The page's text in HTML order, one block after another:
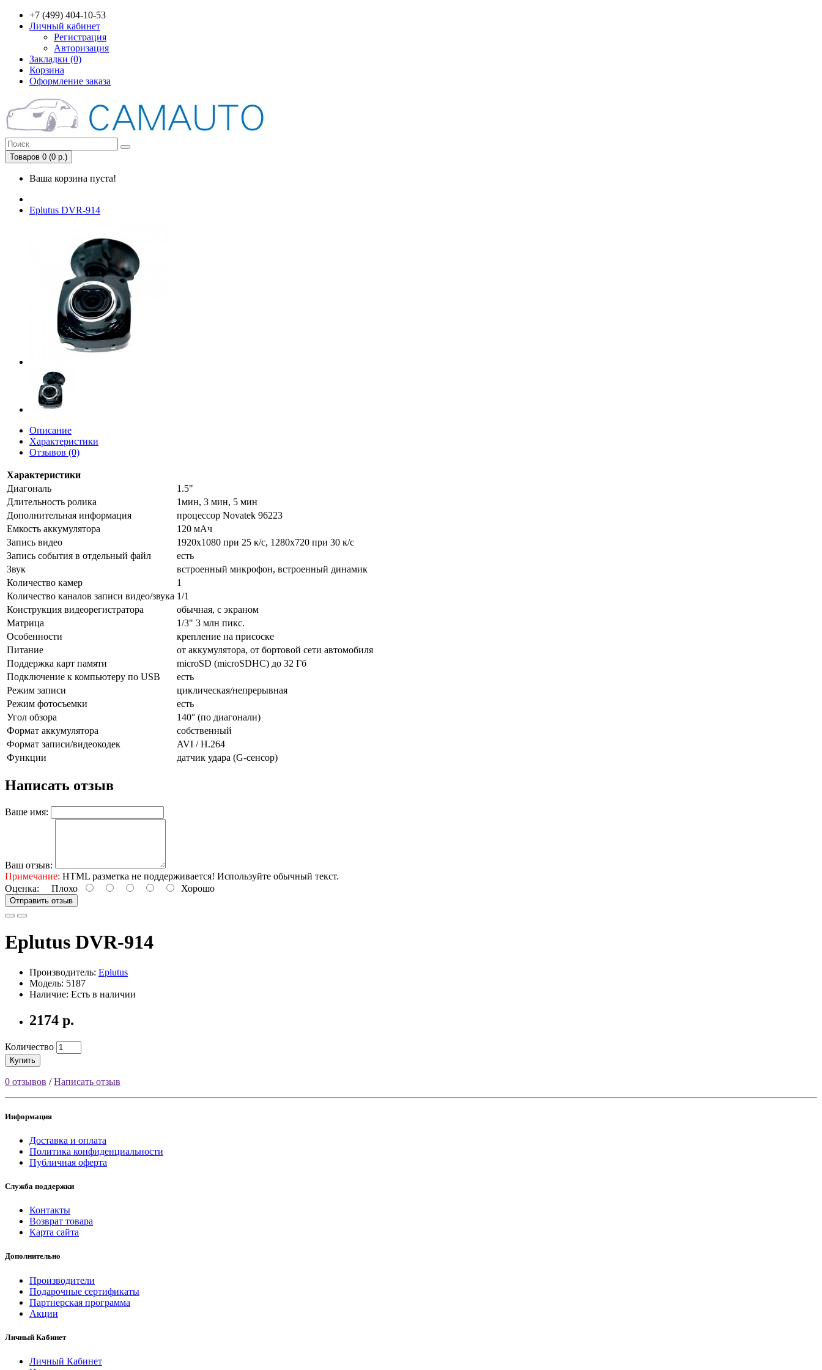
+7 (499) 404-10-53
Личный кабинет
Регистрация
Авторизация
Закладки (0)
Корзина
Оформление заказа
Товаров 0 (0 р.)
Ваша корзина пуста!
Eplutus DVR-914
Описание
Характеристики
Отзывов (0)
Характеристики
Диагональ
1.5"
Длительность ролика
1мин, 3 мин, 5 мин
Дополнительная информация
процессор Novatek 96223
Емкость аккумулятора
120 мАч
Запись видео
1920x1080 при 25 к/с, 1280x720 при 30 к/с
Запись события в отдельный файл
есть
Звук
встроенный микрофон, встроенный динамик
Количество камер
1
Количество каналов записи видео/звука 1/1
Конструкция видеорегистратора
обычная, с экраном
Матрица
1/3" 3 млн пикс.
Особенности
крепление на присоске
Питание
от аккумулятора, от бортовой сети автомобиля
Поддержка карт памяти
microSD (microSDHC) до 32 Гб
Подключение к компьютеру по USB
есть
Режим записи
циклическая/непрерывная
Режим фотосъемки
есть
Угол обзора
140° (по диагонали)
Формат аккумулятора
собственный
Формат записи/видеокодек
AVI / H.264
Функции
датчик удара (G-сенсор)
Написать отзыв
Ваше имя:
Ваш отзыв:
Примечание: HTML разметка не поддерживается! Используйте обычный текст.
Оценка: Плохо Хорошо
Отправить отзыв
Eplutus DVR-914
Производитель: Eplutus
Модель: 5187
Наличие: Есть в наличии
2174 р.
Количество
Купить
0 отзывов /Написать отзыв
Информация
Доставка и оплата
Политика конфиденциальности
Публичная оферта
Служба поддержки
Контакты
Возврат товара
Карта сайта
Дополнительно
Производители
Подарочные сертификаты
Партнерская программа
Акции
Личный Кабинет
Личный Кабинет